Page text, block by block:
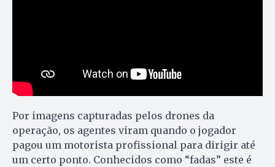
Por imagens capturadas pelos drones da
operação, os agentes viram quando o jogador
pagou um motorista profissional para dirigir até
um certo ponto. Conhecidos como “fadas” este é